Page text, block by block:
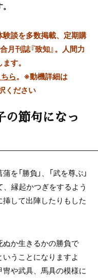
談を多数掲載、定期購
月刊誌『致知』。人間力
す。
ら。 ※動機詳細は
ください
の節句になっ
「勝負」、「武を尊ぶ」
、縁起かつぎをするよう
して出陣したりもした
か生きるかの勝負で
うことになりますよ
や武具、馬具の模様に